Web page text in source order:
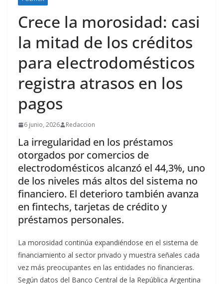
Crece la morosidad: casi
la mitad de los créditos
para electrodomésticos
registra atrasos en los
pagos
6 junio, 2026 Redaccion
La irregularidad en los préstamos
otorgados por comercios de
electrodomésticos alcanzó el 44,3%, uno
de los niveles más altos del sistema no
financiero. El deterioro también avanza
en fintechs, tarjetas de crédito y
préstamos personales.
La morosidad continúa expandiéndose en el sistema de
financiamiento al sector privado y muestra señales cada
vez más preocupantes en las entidades no financieras.
Según datos del Banco Central de la República Argentina